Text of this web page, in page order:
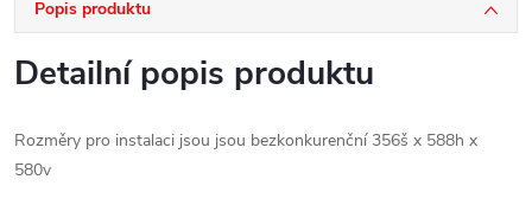
Popis produktu
Detailní popis produktu
Rozměry pro instalaci jsou jsou bezkonkurenční 356š x 588h x
580v